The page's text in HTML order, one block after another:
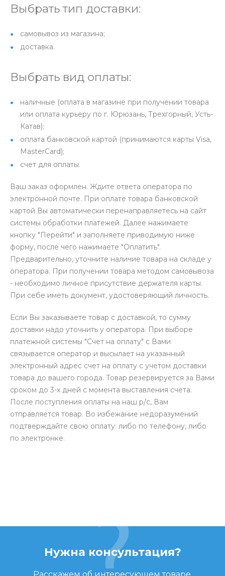
Выбрать тип доставки:
самовывоз из магазина;
доставка.
Выбрать вид оплаты:
наличные (оплата в магазине при получении товара
или оплата курьеру по г. Юрюзань, Трехгорный, Усть-
Катав);
оплата банковской картой (принимаются карты Visa,
MasterCard);
счет для оплаты.
Ваш заказ оформлен. Ждите ответа оператора по
электронной почте. При оплате товара банковской
картой Вы автоматически перенаправляетесь на сайт
системы обработки платежей. Далее нажимаете
кнопку "Перейти" и заполняете приводимую ниже
форму, после чего нажимаете "Оплатить".
Предварительно, уточните наличие товара на складе у
оператора. При получении товара методом самовывоза
- необходимо личное присутствие держателя карты.
При себе иметь документ, удостоверяющий личность.
Если Вы заказываете товар с доставкой, то сумму
доставки надо уточнить у оператора. При выборе
платежной системы "Счет на оплату" с Вами
связывается оператор и высылает на указанный
электронный адрес счет на оплату с учетом доставки
товара до вашего города. Товар резервируется за Вами
сроком до 3-х дней с момента выставления счета.
После поступления оплаты на наш р/с, Вам
отправляется товар. Во избежание недоразумений
подтверждайте свою оплату: либо по телефону, либо
по электронке.
Нужна консультация?
Расскажем об интересующем товаре,